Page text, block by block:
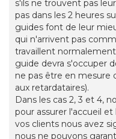
s'ils ne trouvent pas
pas dans les 2 heures
guides font de leur
qui n'arrivent pas
travaillent
guide devra s'occuper
ne pas être en mesure
aux retardataires).
Dans les cas 2, 3 et 4,
pour assurer l'accueil
vos clients nous avez
nous ne pouvons